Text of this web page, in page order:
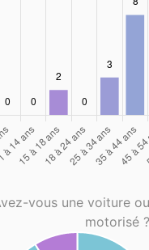
vous une voiture
motorisé ?